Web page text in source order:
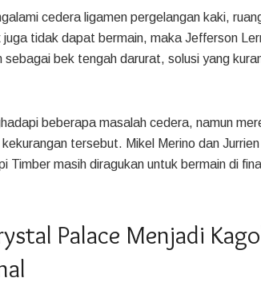
cedera ligamen pergelangan kaki,
tidak dapat bermain, maka Jefferson
bek tengah darurat, solusi yang
beberapa masalah cedera, namun
tersebut. Mikel Merino dan
Timber masih diragukan untuk bermain di
Palace Menjadi